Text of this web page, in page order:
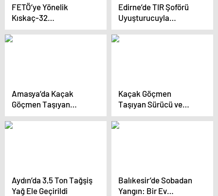
FETÖ’ye Yönelik
Kıskaç-32
Operasyonunda 93
Şüpheli Yakalandı
Edirne’de TIR Şoförü
Uyuşturucuyla
Yakalandı
Amasya’da Kaçak
Göçmen Taşıyan
Sürücü ve Nişanlısı
Tutuklandı
Kaçak Göçmen
Taşıyan Sürücü ve
Nişanlısı Tutuklandı
Aydın’da 3,5 Ton Tağşiş
Yağ Ele Geçirildi
Balıkesir’de Sobadan
Yangın: Bir Ev